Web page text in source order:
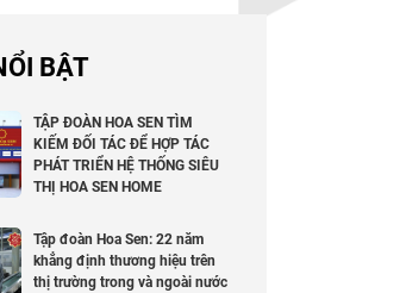
BẬT
TẬP ĐOÀN HOA SEN TÌM
KIẾM ĐỐI TÁC ĐỂ HỢP TÁC
PHÁT TRIỂN HỆ THỐNG SIÊU
THỊ HOA SEN HOME
Tập đoàn Hoa Sen: 22 năm
khẳng định thương hiệu trên
thị trường trong và ngoài nước